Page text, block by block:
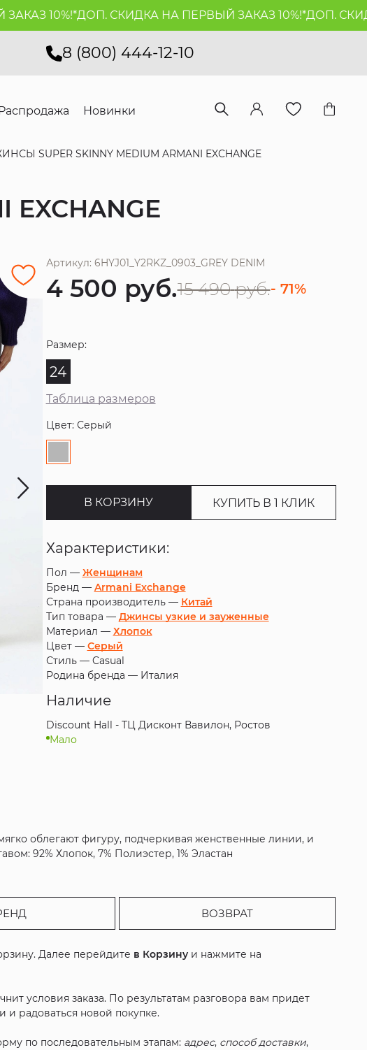
10%!*ДОП. СКИДКА НА ПЕРВЫЙ ЗАКАЗ 10%!*ДОП.
8 (800) 444-12-10
Новинки
SUPER SKINNY MEDIUM ARMANI EXCHANGE
Артикул: 6HYJ01_Y2RKZ_0903_GREY DENIM
4 500 руб.15 490 руб.- 71%
Размер:
24
Таблица размеров
Цвет: Серый
В КОРЗИНУ КУПИТЬ В 1 КЛИК
Характеристики:
Пол — Женщинам
Бренд — Armani Exchange
Страна производитель — Китай
Тип товара — Джинсы узкие и зауженные
Материал — Хлопок
Цвет — Серый
Стиль — Casual
Родина бренда — Италия
Наличие
Discount Hall - ТЦ Дисконт Вавилон, Ростов
Мало
облегают фигуру, подчеркивая женственные линии, и
92% Хлопок, 7% Полиэстер, 1% Эластан
ВОЗВРАТ
Далее перейдите в Корзину и нажмите на
условия заказа. По результатам разговора вам придет
и радоваться новой покупке.
по последовательным этапам: адрес, способ доставки,